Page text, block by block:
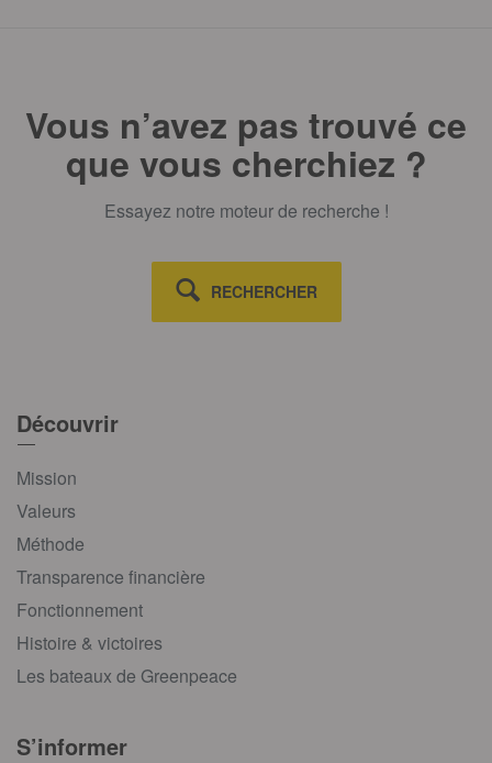
Vous n’avez pas trouvé ce
que vous cherchiez ?
Essayez notre moteur de recherche !
RECHERCHER
Découvrir
Mission
Valeurs
Méthode
Transparence financière
Fonctionnement
Histoire & victoires
Les bateaux de Greenpeace
S’informer